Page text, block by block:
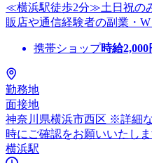
≪横浜駅徒歩2分≫土日祝の
販店や通信経験者の副業・
携帯ショップ時給2,000
勤務地
面接地
神奈川県横浜市西区 ※詳細
時にご確認をお願いいたしま
横浜駅